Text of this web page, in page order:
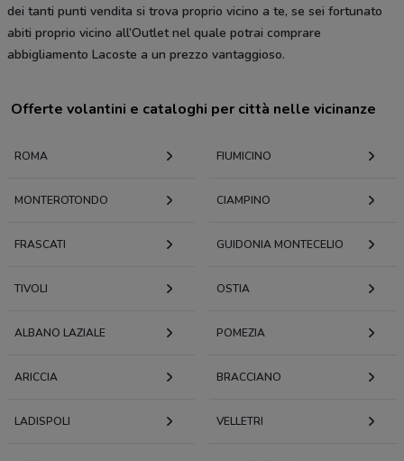
dei tanti punti vendita si trova proprio vicino a te, se sei fortunato
abiti proprio vicino all’Outlet nel quale potrai comprare
abbigliamento Lacoste a un prezzo vantaggioso.
Offerte volantini e cataloghi per città nelle vicinanze
ROMA FIUMICINO
MONTEROTONDO CIAMPINO
FRASCATI GUIDONIA MONTECELIO
TIVOLI OSTIA
ALBANO LAZIALE POMEZIA
ARICCIA BRACCIANO
LADISPOLI VELLETRI